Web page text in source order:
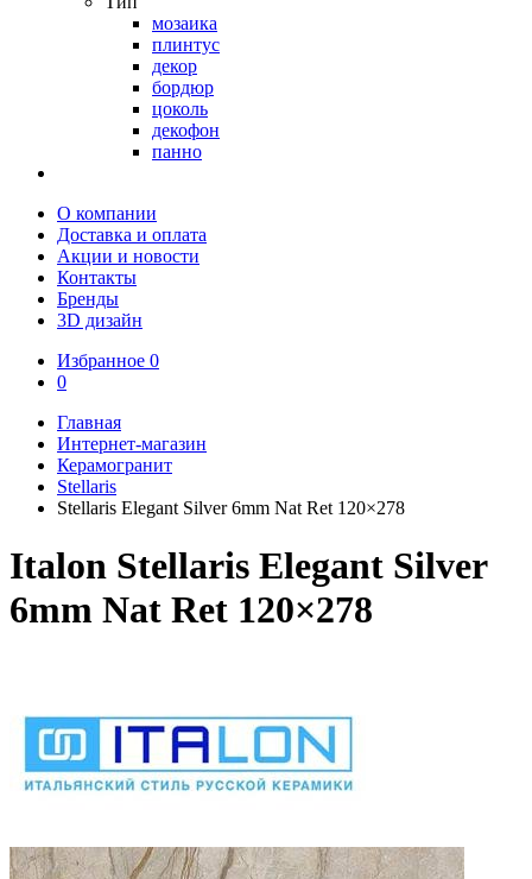
мозаика
плинтус
декор
бордюр
цоколь
декофон
панно
О компании
Доставка и оплата
Акции и новости
Контакты
Бренды
3D дизайн
Избранное 0
0
Главная
Интернет-магазин
Керамогранит
Stellaris
Stellaris Elegant Silver 6mm Nat Ret 120×278
Italon Stellaris Elegant Silver
6mm Nat Ret 120×278